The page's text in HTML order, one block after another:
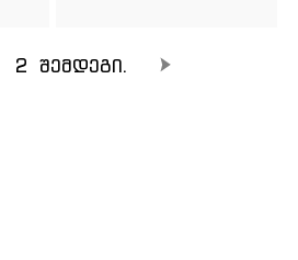
2 შემდეგი.